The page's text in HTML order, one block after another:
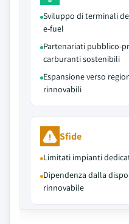
Sviluppo di terminali
e-fuel
Partenariati pubblico-
carburanti sostenibili
Espansione verso
rinnovabili
Sfide
Limitati impianti
Dipendenza dalla
rinnovabile